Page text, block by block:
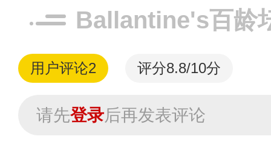
Ballantine's百龄
用户评论2 评分8.8/10分
请先登录后再发表评论